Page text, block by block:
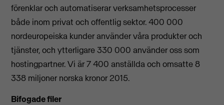
förenklar och automatiserar verksamhetsprocesser
både inom privat och offentlig sektor. 400 000
nordeuropeiska kunder använder våra produkter och
tjänster, och ytterligare 330 000 använder oss som
hostingpartner. Vi är 7 400 anställda och omsatte 8
338 miljoner norska kronor 2015.
Bifogade filer